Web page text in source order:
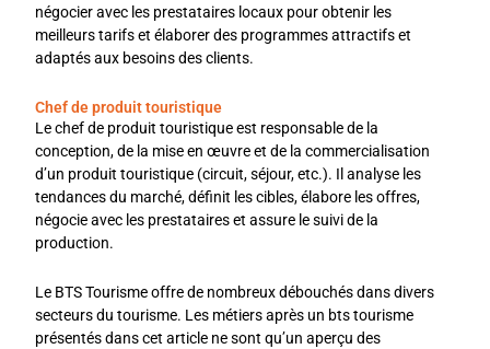
négocier avec les prestataires locaux pour obtenir les
meilleurs tarifs et élaborer des programmes attractifs et
adaptés aux besoins des clients.
Chef de produit touristique
Le chef de produit touristique est responsable de la
conception, de la mise en œuvre et de la commercialisation
d’un produit touristique (circuit, séjour, etc.). Il analyse les
tendances du marché, définit les cibles, élabore les offres,
négocie avec les prestataires et assure le suivi de la
production.
Le BTS Tourisme offre de nombreux débouchés dans divers
secteurs du tourisme. Les métiers après un bts tourisme
présentés dans cet article ne sont qu’un aperçu des